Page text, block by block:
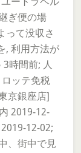
ぎ便の場
って没収さ
, 利用方法が
時間前; 人
ッテ免税
京銀座店]
2019-12-
12-02;
、街中で見